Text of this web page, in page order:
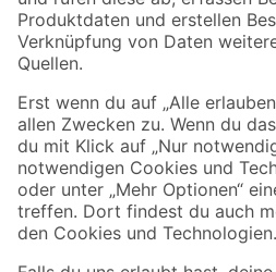
Sicher einkaufen
Jetzt die toom-App herunterladen